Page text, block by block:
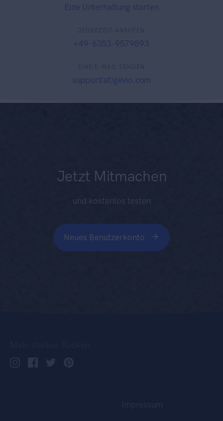
Eine Unterhaltung starten
JEDERZEIT ANRUFEN
+49-6353-9579893
EINE E-MAIL SENDEN
support(at)gevio.com
Jetzt Mitmachen
und kostenlos testen
Neues Benutzerkonto